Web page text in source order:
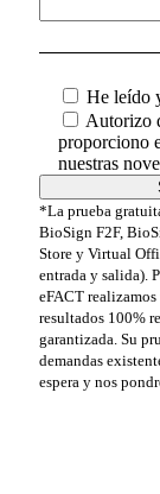
He leído
Autorizo
proporciono
nuestras
*La prueba
BioSign F2F,
Store y Virtual
entrada y salida).
eFACT
resultados 100%
garantizada. Su
demandas
espera y nos